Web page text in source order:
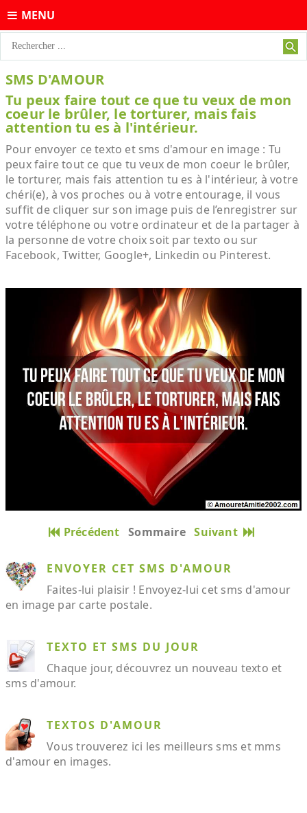
MENU
SMS D'AMOUR
Tu peux faire tout ce que tu veux de mon
coeur le brûler, le torturer, mais fais
attention tu es à l'intérieur.
Pour envoyer ce texto et sms d'amour en image : Tu
peux faire tout ce que tu veux de mon coeur le brûler,
le torturer, mais fais attention tu es à l'intérieur, à votre
chéri(e), à vos proches ou à votre entourage, il vous
suffit de cliquer sur son image puis de l’enregistrer sur
votre téléphone ou votre ordinateur et de la partager à
la personne de votre choix soit par texto ou sur
Facebook, Twitter, Google+, Linkedin ou Pinterest.
Précédent Sommaire Suivant
ENVOYER CET SMS D'AMOUR
Faites-lui plaisir ! Envoyez-lui cet sms d'amour
en image par carte postale.
TEXTO ET SMS DU JOUR
Chaque jour, découvrez un nouveau texto et
sms d'amour.
TEXTOS D'AMOUR
Vous trouverez ici les meilleurs sms et mms
d'amour en images.